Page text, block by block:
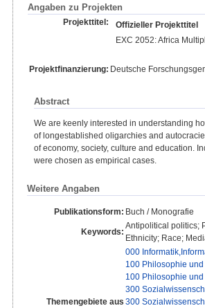
Angaben zu Projekten
Projekttitel: Offizieller Projekttitel
EXC 2052: Africa
Projektfinanzierung: Deutsche
Abstract
We are keenly interested in understanding
of longestablished oligarchies and
of economy, society, culture and education.
were chosen as empirical cases.
Weitere Angaben
Publikationsform: Buch / Monografie
Keywords:
Antipolitical politics;
Ethnicity; Race;
Themengebiete aus
000
100 Philosophie
100 Philosophie
300
300